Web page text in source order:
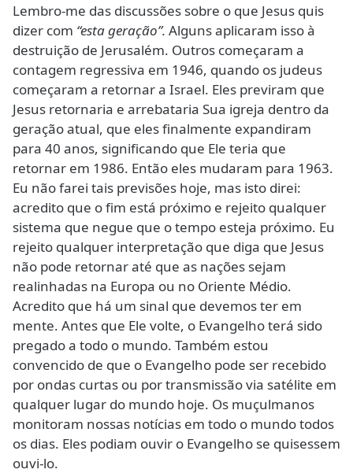
Lembro-me das discussões sobre o que Jesus quis
dizer com “esta geração”. Alguns aplicaram isso à
destruição de Jerusalém. Outros começaram a
contagem regressiva em 1946, quando os judeus
começaram a retornar a Israel. Eles previram que
Jesus retornaria e arrebataria Sua igreja dentro da
geração atual, que eles finalmente expandiram
para 40 anos, significando que Ele teria que
retornar em 1986. Então eles mudaram para 1963.
Eu não farei tais previsões hoje, mas isto direi:
acredito que o fim está próximo e rejeito qualquer
sistema que negue que o tempo esteja próximo. Eu
rejeito qualquer interpretação que diga que Jesus
não pode retornar até que as nações sejam
realinhadas na Europa ou no Oriente Médio.
Acredito que há um sinal que devemos ter em
mente. Antes que Ele volte, o Evangelho terá sido
pregado a todo o mundo. Também estou
convencido de que o Evangelho pode ser recebido
por ondas curtas ou por transmissão via satélite em
qualquer lugar do mundo hoje. Os muçulmanos
monitoram nossas notícias em todo o mundo todos
os dias. Eles podiam ouvir o Evangelho se quisessem
ouvi-lo.